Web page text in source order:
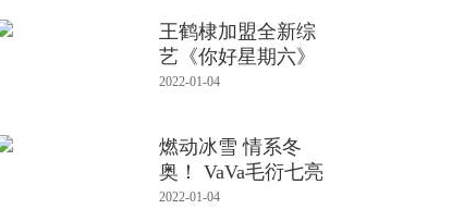
王鹤棣加盟全新综
艺《你好星期六》
和空军
2022-01-04
燃动冰雪 情系冬
奥！ VaVa毛衍七亮
相冰雪新天
2022-01-04